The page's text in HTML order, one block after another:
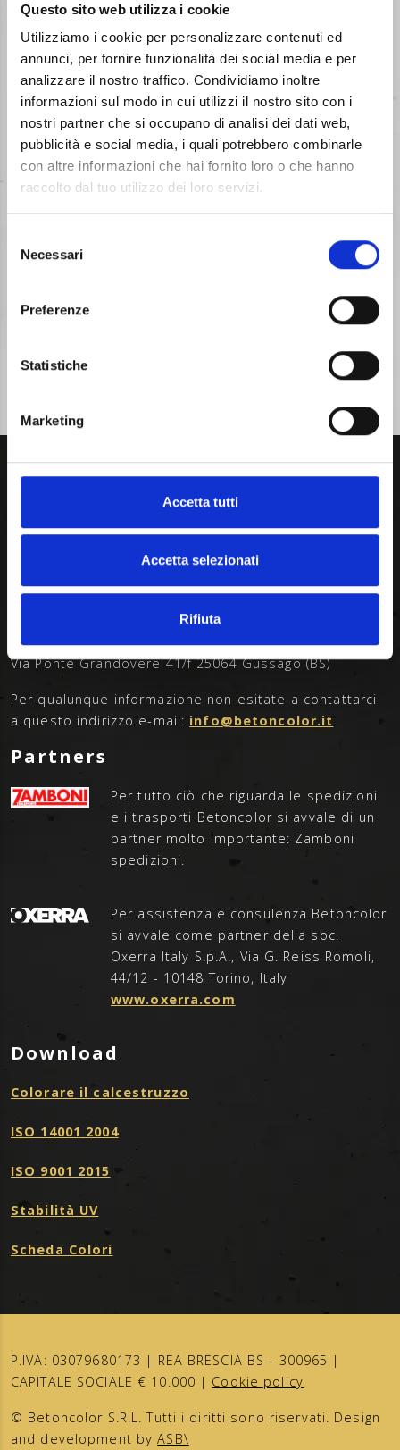
Questo sito web utilizza i cookie
Utilizziamo i cookie per personalizzare contenuti ed
annunci, per fornire funzionalità dei social media e per
analizzare il nostro traffico. Condividiamo inoltre
informazioni sul modo in cui utilizzi il nostro sito con i
nostri partner che si occupano di analisi dei dati web,
pubblicità e social media, i quali potrebbero combinarle
con altre informazioni che hai fornito loro o che hanno
raccolto dal tuo utilizzo dei loro servizi.
delNecessari
Preferenze
Statistiche
Marketing
Accetta tutti
Accetta selezionati
Rifiuta
secondo le richieste della committenza; utilizzando
anche gli inerti e il cemento della centrale di
riferimento.
L'uniformità della colorazione è garantita dal
dosaggio, dal costante rapporto A/C, dalle
tempistiche e modalità di posa del calcestruzzo.
BACK TO TOP
Betoncolor
Via Vittorio Veneto, 5 - 25126 Brescia
fax. 0305107561
seguici suinstagram
Zamboni Trasporti
Via Ponte Grandovere 41/f 25064 Gussago (BS)
Per qualunque informazione non esitate a contattarci
a questo indirizzo e-mail: info@betoncolor.it
Partners
Per tutto ciò che riguarda le spedizioni
e i trasporti Betoncolor si avvale di un
partner molto importante: Zamboni
spedizioni.
Per assistenza e consulenza Betoncolor
si avvale come partner della soc.
Oxerra Italy S.p.A., Via G. Reiss Romoli,
44/12 - 10148 Torino, Italy
www.oxerra.com
Download
Colorare il calcestruzzo
ISO 14001 2004
ISO 9001 2015
Stabilità UV
Scheda Colori
P.IVA: 03079680173 | REA BRESCIA BS - 300965 |
CAPITALE SOCIALE € 10.000 | Cookie policy
© Betoncolor S.R.L. Tutti i diritti sono riservati. Design
and development byASB\